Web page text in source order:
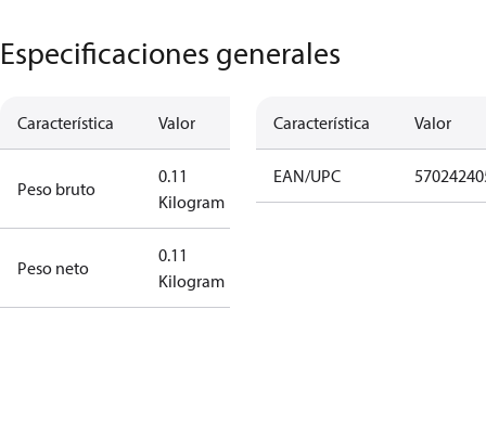
Especificaciones generales
Característica Valor
Peso bruto
0.11
Kilogram
Peso neto
0.11
Kilogram
Característica Valor
EAN/UPC